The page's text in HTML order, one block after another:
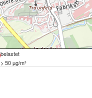
belastet
> 50 µg/m³